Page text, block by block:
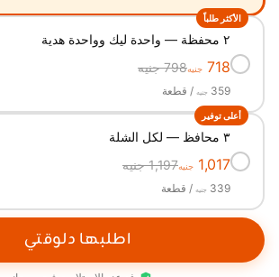
الأكثر طلباً
✓
٢ محفظة — واحدة ليك وواحدة هدية
718 جنيه798 جنيه
359 جنيه / قطعة
أعلى توفير
✓
٣ محافظ — لكل الشلة
1,017 جنيه1,197 جنيه
339 جنيه / قطعة
اطلبها دلوقتي